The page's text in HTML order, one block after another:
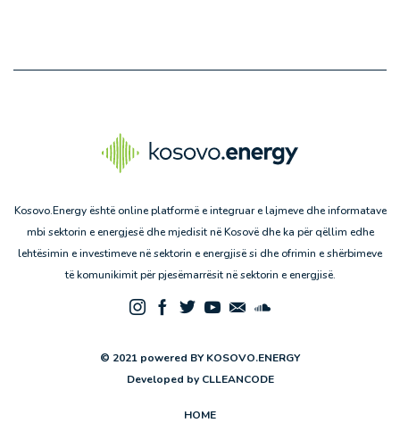
Kosovo.Energy është online platformë e integruar e lajmeve dhe informatave
mbi sektorin e energjesë dhe mjedisit në Kosovë dhe ka për qëllim edhe
lehtësimin e investimeve në sektorin e energjisë si dhe ofrimin e shërbimeve
të komunikimit për pjesëmarrësit në sektorin e energjisë.
© 2021 powered BY KOSOVO.ENERGY
Developed by CLLEANCODE
HOME